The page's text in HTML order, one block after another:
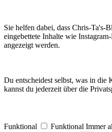
Sie helfen dabei, dass Chris-Ta's-
eingebettete Inhalte wie
angezeigt werden.
Du entscheidest selbst, was in die
kannst du jederzeit über die
Funktional Funktional Immer